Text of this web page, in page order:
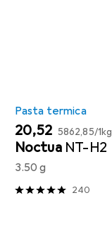
Pasta termica
EUR
20,52 EUR
5862,85/1kg
Noctua NT-H2
3.50 g
240